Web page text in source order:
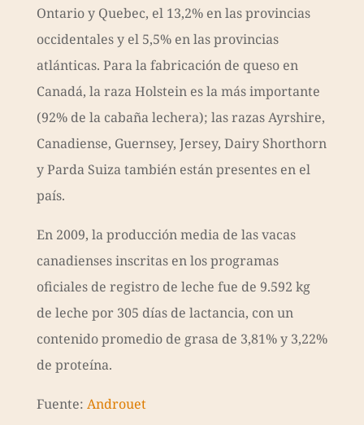
Ontario y Quebec, el 13,2% en las provincias
occidentales y el 5,5% en las provincias
atlánticas. Para la fabricación de queso en
Canadá, la raza Holstein es la más importante
(92% de la cabaña lechera); las razas Ayrshire,
Canadiense, Guernsey, Jersey, Dairy Shorthorn
y Parda Suiza también están presentes en el
país.
En 2009, la producción media de las vacas
canadienses inscritas en los programas
oficiales de registro de leche fue de 9.592 kg
de leche por 305 días de lactancia, con un
contenido promedio de grasa de 3,81% y 3,22%
de proteína.
Fuente: Androuet